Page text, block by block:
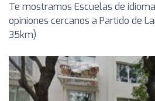
Te mostramos Escuelas de
opiniones cercanos a Partido de
35km)